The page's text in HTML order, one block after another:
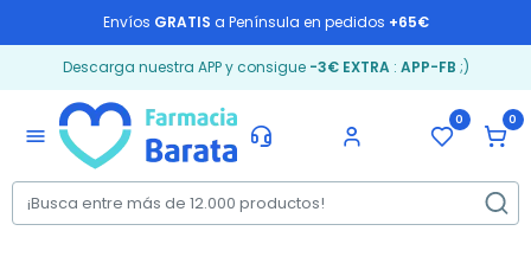
Envíos GRATIS a Península en pedidos +65€
Descarga nuestra APP y consigue -3€ EXTRA: APP-FB ;)
menu
0 0